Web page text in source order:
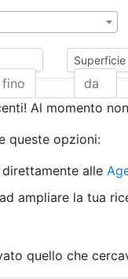
Superficie
Al momento
queste opzioni:
alle
ampliare la tua
quello che